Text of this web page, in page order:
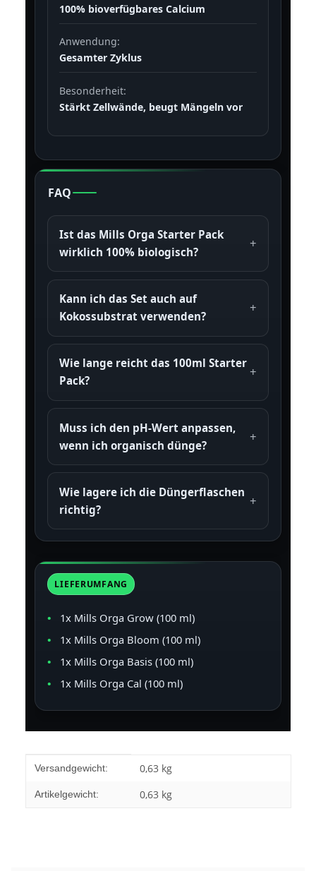
100% bioverfügbares Calcium
Anwendung:
Gesamter Zyklus
Besonderheit:
Stärkt Zellwände, beugt Mängeln vor
FAQ
Ist das Mills Orga Starter Pack
wirklich 100% biologisch?
Kann ich das Set auch auf
Kokossubstrat verwenden?
Wie lange reicht das 100ml Starter
Pack?
Muss ich den pH-Wert anpassen,
wenn ich organisch dünge?
Wie lagere ich die Düngerflaschen
richtig?
LIEFERUMFANG
1x Mills Orga Grow (100 ml)
1x Mills Orga Bloom (100 ml)
1x Mills Orga Basis (100 ml)
1x Mills Orga Cal (100 ml)
Produkteigenschaft
Wert
Versandgewicht: 0,63 kg
Artikelgewicht: 0,63 kg